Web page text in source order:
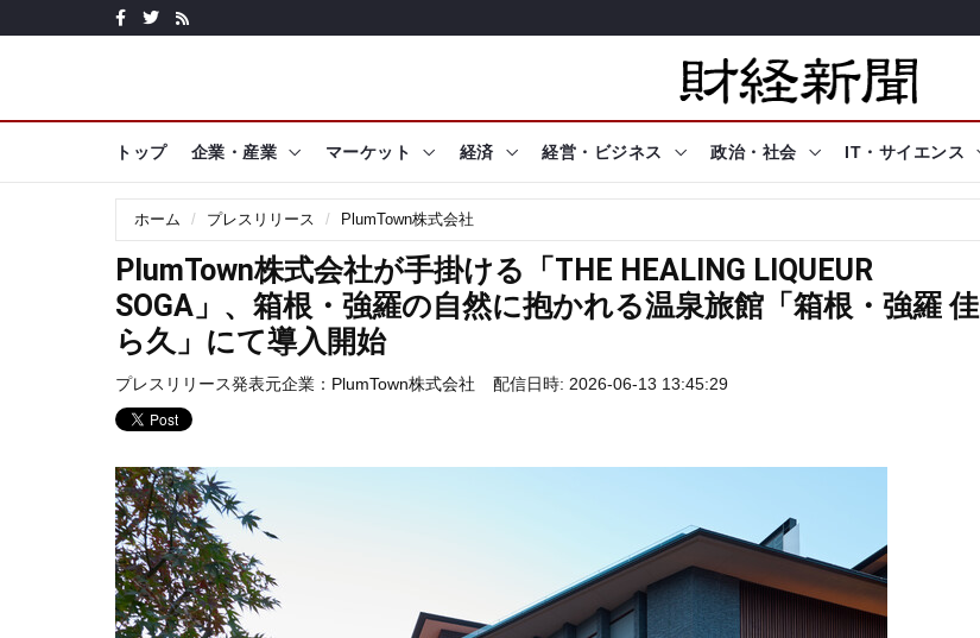
トップ 企業・産業 マーケット 経済 経営・ビジネス 政治・社会 IT・サイエンス
ホーム プレスリリース PlumTown株式会社
PlumTown株式会社が手掛ける「THE HEALING LIQUEUR
SOGA」、箱根・強羅の自然に抱かれる温泉旅館「箱根・強羅 佳
ら久」にて導入開始
プレスリリース発表元企業： PlumTown株式会社 配信日時: 2026-06-13 13:45:29